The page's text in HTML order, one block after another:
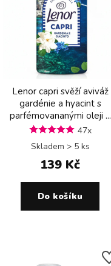
Lenor capri svěží aviváž
gardénie a hyacint s
parfémovananými oleji ...
47x
Skladem > 5 ks
139 Kč
Do košíku